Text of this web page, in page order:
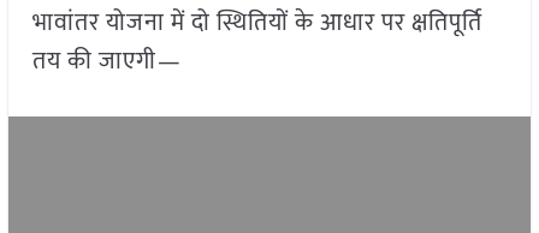
भावांतर योजना में दो स्थितियों के आधार पर क्षतिपूर्ति
तय की जाएगी—